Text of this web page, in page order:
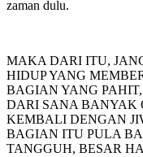
zaman dulu.
MAKA DARI ITU,
HIDUP YANG
BAGIAN YANG
DARI SANA BANYAK
KEMBALI DENGAN
BAGIAN ITU PULA
TANGGUH, BESAR